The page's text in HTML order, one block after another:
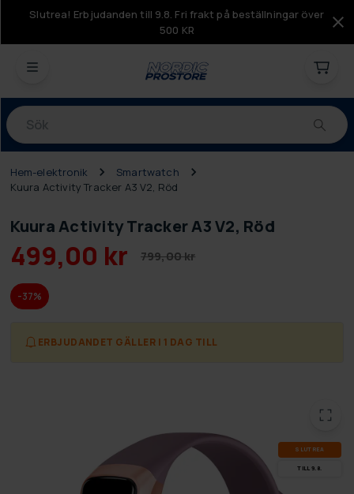
Slutrea! Erbjudanden till 9.8. Fri frakt på beställningar över
500 KR
Produkter
Hem-elektronik
Smartwatch
Kuura Activity Tracker A3 V2, Röd
Kuura Activity Tracker A3 V2, Röd
499,00 kr 799,00 kr
-37%
ERBJUDANDET GÄLLER I 1 DAG TILL
SLUT­REA
TILL 9.8.